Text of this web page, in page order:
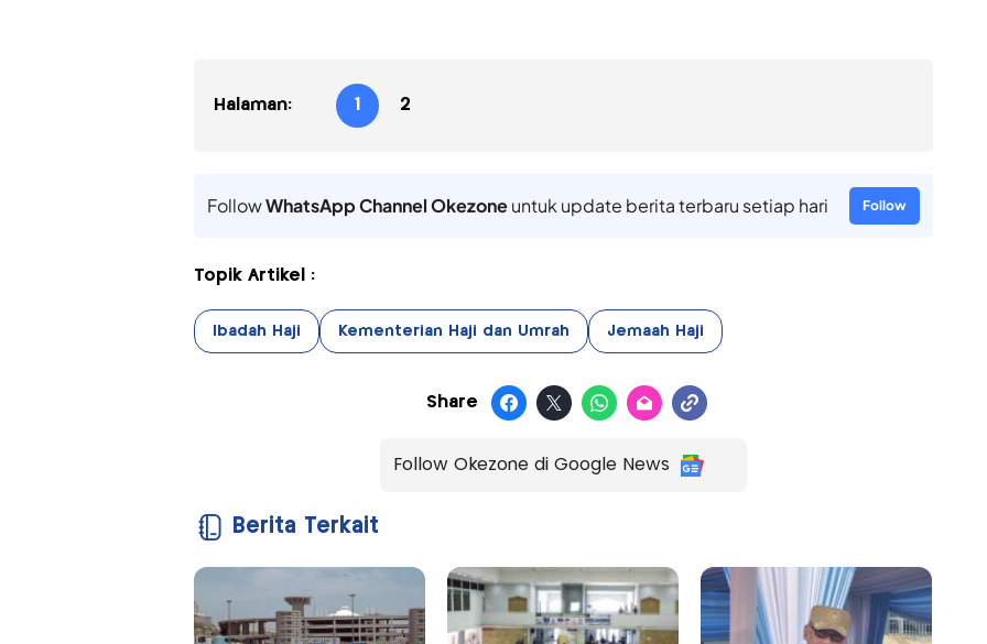
Halaman: 1 2
FollowWhatsApp Channel Okezoneuntuk update berita terbaru setiap hari Follow
Topik Artikel :
Ibadah Haji Kementerian Haji dan Umrah Jemaah Haji
Share
Follow Okezone di Google News
Berita Terkait